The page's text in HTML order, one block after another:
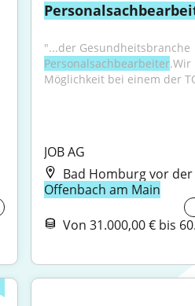
Personalsachbearbeiter.Wir
Möglichkeit bei einem der
JOB AG
Bad Homburg vor der
Offenbach am Main
Von 31.000,00 € bis